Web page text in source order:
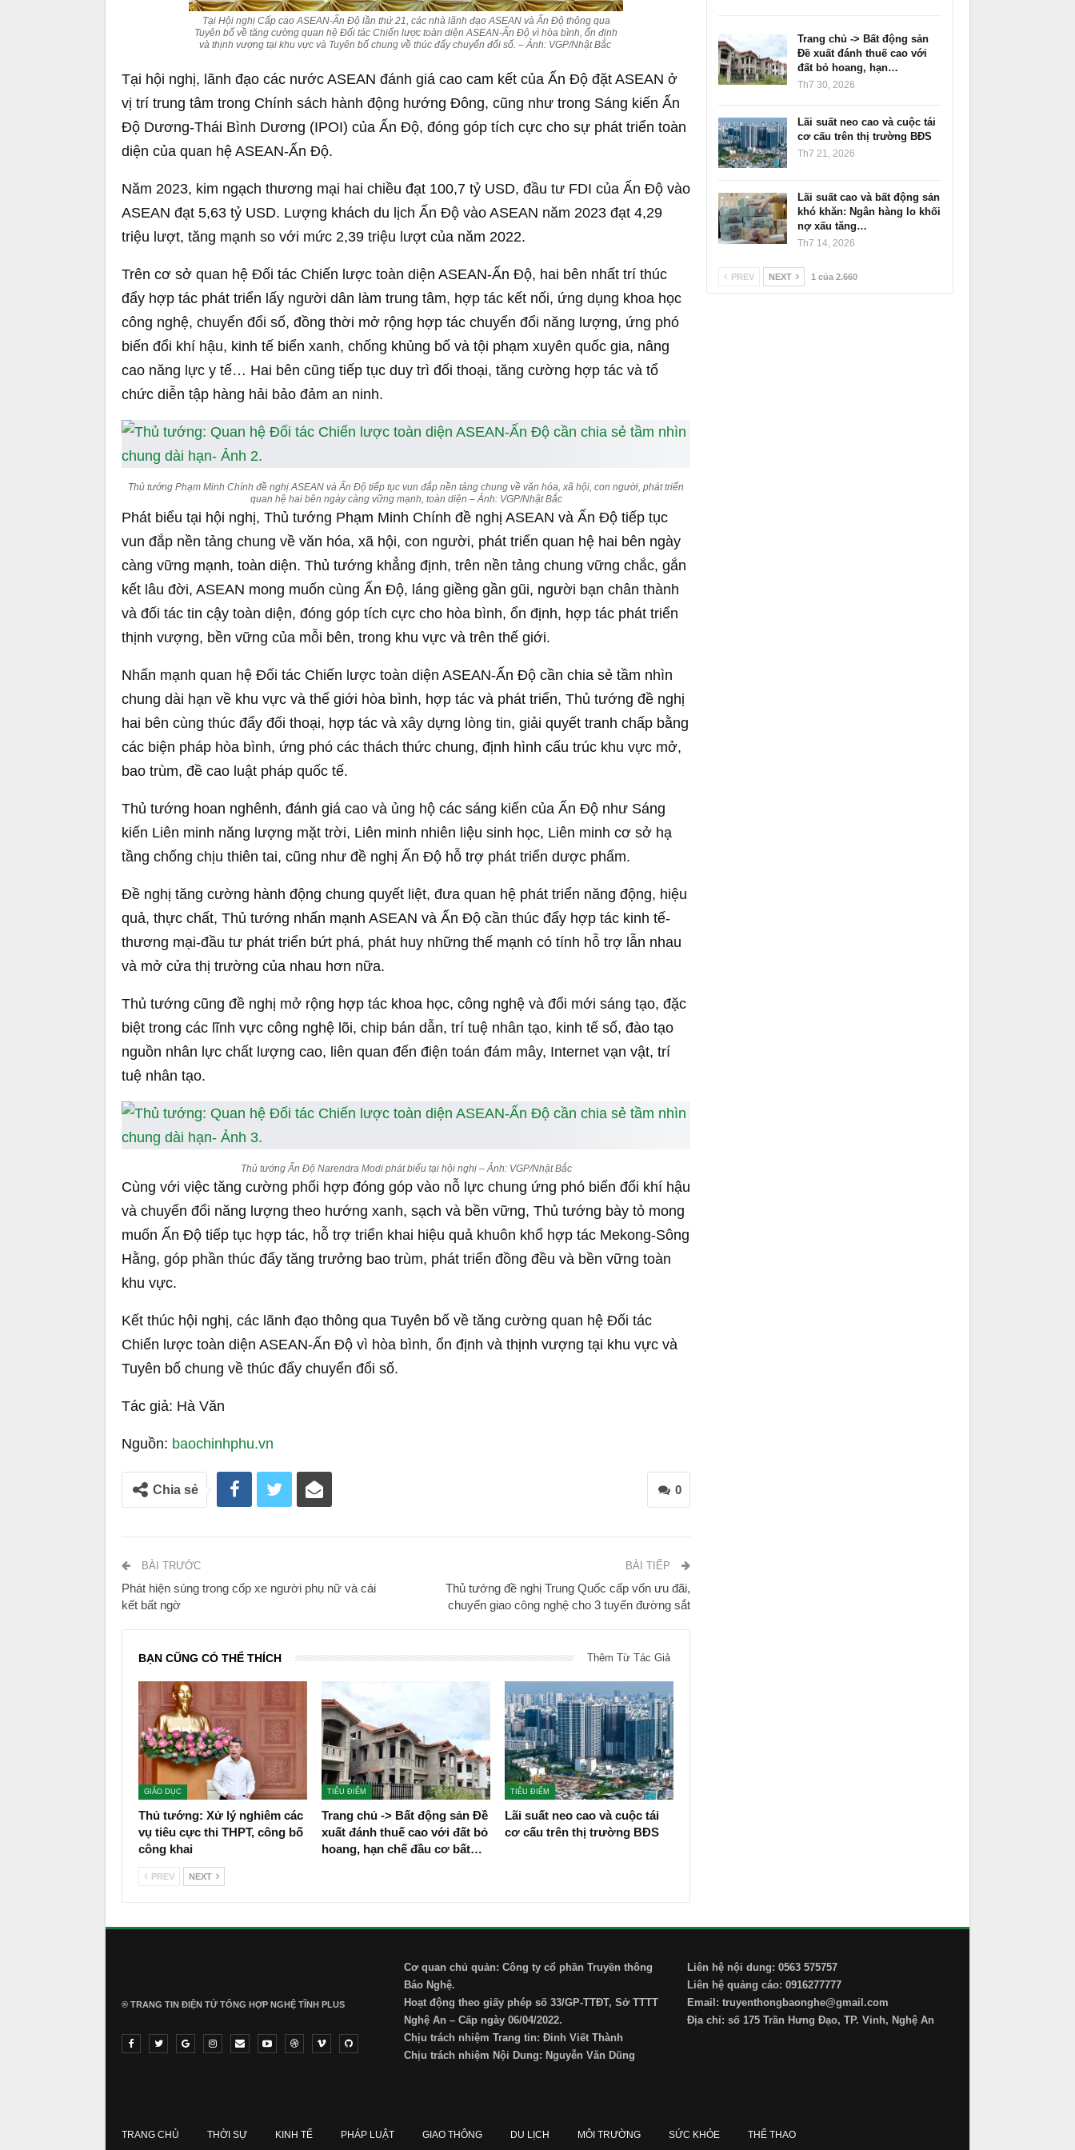
Tại Hội nghị Cấp cao ASEAN-Ấn Độ lần thứ 21, các nhà lãnh đạo ASEAN và Ấn Độ thông qua
Tuyên bố về tăng cường quan hệ Đối tác Chiến lược toàn diện ASEAN-Ấn Độ vì hòa bình, ổn định
và thịnh vượng tại khu vực và Tuyên bố chung về thúc đẩy chuyển đổi số. – Ảnh: VGP/Nhật Bắc
Tại hội nghị, lãnh đạo các nước ASEAN đánh giá cao cam kết của Ấn Độ đặt ASEAN ở
vị trí trung tâm trong Chính sách hành động hướng Đông, cũng như trong Sáng kiến Ấn
Độ Dương-Thái Bình Dương (IPOI) của Ấn Độ, đóng góp tích cực cho sự phát triển toàn
diện của quan hệ ASEAN-Ấn Độ.
Năm 2023, kim ngạch thương mại hai chiều đạt 100,7 tỷ USD, đầu tư FDI của Ấn Độ vào
ASEAN đạt 5,63 tỷ USD. Lượng khách du lịch Ấn Độ vào ASEAN năm 2023 đạt 4,29
triệu lượt, tăng mạnh so với mức 2,39 triệu lượt của năm 2022.
Trên cơ sở quan hệ Đối tác Chiến lược toàn diện ASEAN-Ấn Độ, hai bên nhất trí thúc
đẩy hợp tác phát triển lấy người dân làm trung tâm, hợp tác kết nối, ứng dụng khoa học
công nghệ, chuyển đổi số, đồng thời mở rộng hợp tác chuyển đổi năng lượng, ứng phó
biến đổi khí hậu, kinh tế biển xanh, chống khủng bố và tội phạm xuyên quốc gia, nâng
cao năng lực y tế… Hai bên cũng tiếp tục duy trì đối thoại, tăng cường hợp tác và tổ
chức diễn tập hàng hải bảo đảm an ninh.
Thủ tướng Phạm Minh Chính đề nghị ASEAN và Ấn Độ tiếp tục vun đắp nền tảng chung về văn hóa, xã hội, con người, phát triển
quan hệ hai bên ngày càng vững mạnh, toàn diện – Ảnh: VGP/Nhật Bắc
Phát biểu tại hội nghị, Thủ tướng Phạm Minh Chính đề nghị ASEAN và Ấn Độ tiếp tục
vun đắp nền tảng chung về văn hóa, xã hội, con người, phát triển quan hệ hai bên ngày
càng vững mạnh, toàn diện. Thủ tướng khẳng định, trên nền tảng chung vững chắc, gắn
kết lâu đời, ASEAN mong muốn cùng Ấn Độ, láng giềng gần gũi, người bạn chân thành
và đối tác tin cậy toàn diện, đóng góp tích cực cho hòa bình, ổn định, hợp tác phát triển
thịnh vượng, bền vững của mỗi bên, trong khu vực và trên thế giới.
Nhấn mạnh quan hệ Đối tác Chiến lược toàn diện ASEAN-Ấn Độ cần chia sẻ tầm nhìn
chung dài hạn về khu vực và thế giới hòa bình, hợp tác và phát triển, Thủ tướng đề nghị
hai bên cùng thúc đẩy đối thoại, hợp tác và xây dựng lòng tin, giải quyết tranh chấp bằng
các biện pháp hòa bình, ứng phó các thách thức chung, định hình cấu trúc khu vực mở,
bao trùm, đề cao luật pháp quốc tế.
Thủ tướng hoan nghênh, đánh giá cao và ủng hộ các sáng kiến của Ấn Độ như Sáng
kiến Liên minh năng lượng mặt trời, Liên minh nhiên liệu sinh học, Liên minh cơ sở hạ
tầng chống chịu thiên tai, cũng như đề nghị Ấn Độ hỗ trợ phát triển dược phẩm.
Đề nghị tăng cường hành động chung quyết liệt, đưa quan hệ phát triển năng động, hiệu
quả, thực chất, Thủ tướng nhấn mạnh ASEAN và Ấn Độ cần thúc đẩy hợp tác kinh tế-
thương mại-đầu tư phát triển bứt phá, phát huy những thế mạnh có tính hỗ trợ lẫn nhau
và mở cửa thị trường của nhau hơn nữa.
Thủ tướng cũng đề nghị mở rộng hợp tác khoa học, công nghệ và đổi mới sáng tạo, đặc
biệt trong các lĩnh vực công nghệ lõi, chip bán dẫn, trí tuệ nhân tạo, kinh tế số, đào tạo
nguồn nhân lực chất lượng cao, liên quan đến điện toán đám mây, Internet vạn vật, trí
tuệ nhân tạo.
Thủ tướng Ấn Độ Narendra Modi phát biểu tại hội nghị – Ảnh: VGP/Nhật Bắc
Cùng với việc tăng cường phối hợp đóng góp vào nỗ lực chung ứng phó biến đổi khí hậu
và chuyển đổi năng lượng theo hướng xanh, sạch và bền vững, Thủ tướng bày tỏ mong
muốn Ấn Độ tiếp tục hợp tác, hỗ trợ triển khai hiệu quả khuôn khổ hợp tác Mekong-Sông
Hằng, góp phần thúc đẩy tăng trưởng bao trùm, phát triển đồng đều và bền vững toàn
khu vực.
Kết thúc hội nghị, các lãnh đạo thông qua Tuyên bố về tăng cường quan hệ Đối tác
Chiến lược toàn diện ASEAN-Ấn Độ vì hòa bình, ổn định và thịnh vượng tại khu vực và
Tuyên bố chung về thúc đẩy chuyển đổi số.
Tác giả: Hà Văn
Nguồn: baochinhphu.vn
0
Chia sẻ
BÀI TRƯỚC
Phát hiện súng trong cốp xe người phụ nữ và cái
kết bất ngờ
BÀI TIẾP
Thủ tướng đề nghị Trung Quốc cấp vốn ưu đãi,
chuyển giao công nghệ cho 3 tuyến đường sắt
BẠN CŨNG CÓ THỂ THÍCH Thêm Từ Tác Giả
GIÁO DỤC
Thủ tướng: Xử lý nghiêm các
vụ tiêu cực thi THPT, công bố
công khai
TIÊU ĐIỂM
Trang chủ -> Bất động sản Đề
xuất đánh thuế cao với đất bỏ
hoang, hạn chế đầu cơ bất…
TIÊU ĐIỂM
Lãi suất neo cao và cuộc tái
cơ cấu trên thị trường BĐS
PREV NEXT
Trang chủ -> Bất động sản
Đề xuất đánh thuế cao với
đất bỏ hoang, hạn…
Th7 30, 2026
Lãi suất neo cao và cuộc tái
cơ cấu trên thị trường BĐS
Th7 21, 2026
Lãi suất cao và bất động sản
khó khăn: Ngân hàng lo khối
nợ xấu tăng…
Th7 14, 2026
PREV NEXT 1 của 2.660
® TRANG TIN ĐIỆN TỬ ТỔNG HỢP NGHỆ TĨNH PLUS
Cơ quan chủ quản: Công ty cổ phần Truyền thông
Báo Nghệ.
Hoạt động theo giấy phép số 33/GP-TTĐT, Sở TTTT
Nghệ An – Cấp ngày 06/04/2022.
Chịu trách nhiệm Trang tin: Đinh Viết Thành
Chịu trách nhiệm Nội Dung: Nguyễn Văn Dũng
Liên hệ nội dung: 0563 575757
Liên hệ quảng cáo: 0916277777
Email: truyenthongbaonghe@gmail.com
Địa chỉ: số 175 Trần Hưng Đạo, TP. Vinh, Nghệ An
TRANG CHỦ THỜI SỰ KINH TẾ PHÁP LUẬT GIAO THÔNG DU LỊCH MÔI TRƯỜNG SỨC KHỎE THỂ THAO